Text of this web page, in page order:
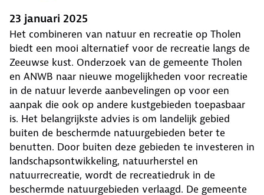
23 januari 2025
Het combineren van natuur en recreatie op Tholen
biedt een mooi alternatief voor de recreatie langs de
Zeeuwse kust. Onderzoek van de gemeente Tholen
en ANWB naar nieuwe mogelijkheden voor recreatie
in de natuur leverde aanbevelingen op voor een
aanpak die ook op andere kustgebieden toepasbaar
is. Het belangrijkste advies is om landelijk gebied
buiten de beschermde natuurgebieden beter te
benutten. Door buiten deze gebieden te investeren in
landschapsontwikkeling, natuurherstel en
natuurrecreatie, wordt de recreatiedruk in de
beschermde natuurgebieden verlaagd. De gemeente